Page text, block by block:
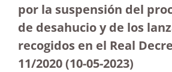
por la suspensión del
de desahucio y de los
recogidos en el Real
11/2020(10-05-2023)